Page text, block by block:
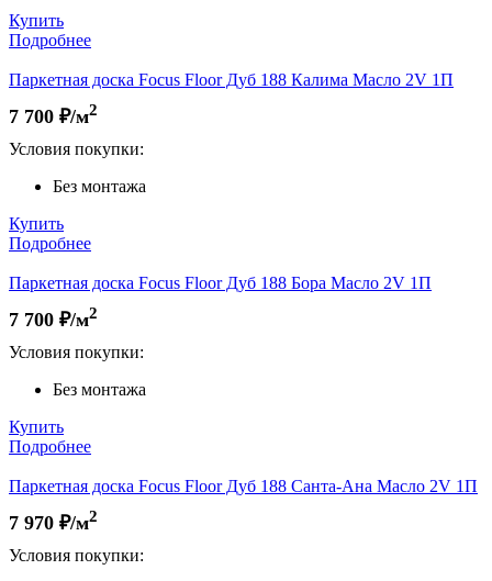
Купить
Подробнее
Паркетная доска Focus Floor Дуб 188 Калима Масло 2V 1П
7 700 ₽/м2
Условия покупки:
Без монтажа
Купить
Подробнее
Паркетная доска Focus Floor Дуб 188 Бора Масло 2V 1П
7 700 ₽/м2
Условия покупки:
Без монтажа
Купить
Подробнее
Паркетная доска Focus Floor Дуб 188 Санта-Ана Масло 2V 1П
7 970 ₽/м2
Условия покупки: